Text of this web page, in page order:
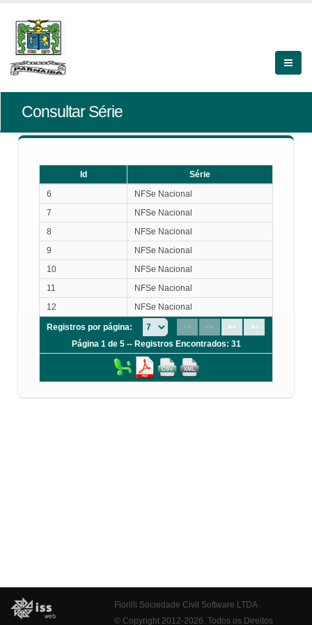
Consultar Série
Id
Série
Série
6
NFSe Nacional
7
NFSe Nacional
8
NFSe Nacional
9
NFSe Nacional
10
NFSe Nacional
11
NFSe Nacional
12
NFSe Nacional
Registros por página:
Página 1 de 5 -- Registros Encontrados: 31
Fiorilli Sociedade Civil Software LTDA
© Copyright 2012-2026. Todos os Direitos